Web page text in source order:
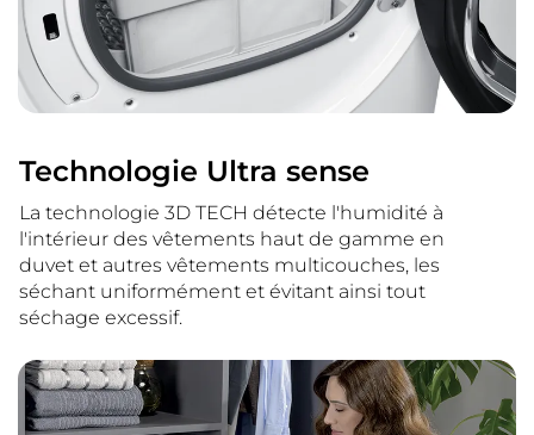
Technologie Ultra sense
La technologie 3D TECH détecte l'humidité à
l'intérieur des vêtements haut de gamme en
duvet et autres vêtements multicouches, les
séchant uniformément et évitant ainsi tout
séchage excessif.